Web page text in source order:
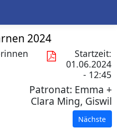
2024
Startzeit:
01.06.2024
- 12:45
Patronat: Emma +
Clara Ming, Giswil
Nächste